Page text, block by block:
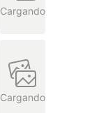
Cargando
Cargando